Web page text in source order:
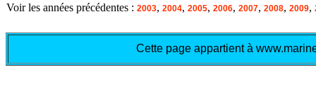
Voir les années précédentes : 2003, 2004, 2005, 2006, 2007, 2008, 2009,
Cette page appartient à